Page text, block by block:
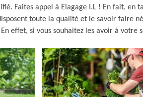
Faites appel à Elagage I.L ! En fait, en
toute la qualité et le savoir faire
effet, si vous souhaitez les avoir à